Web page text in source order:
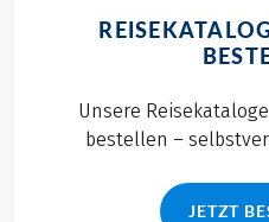
Unsere
bestellen –
JETZT